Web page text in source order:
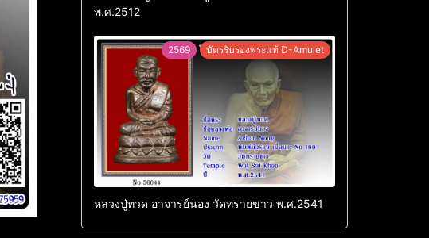
พ.ศ.2512
2569 บัตรรับรองพระแท้ D-Amulet
หลวงปู่ทวด อาจารย์นอง วัดทรายขาว พ.ศ.2541